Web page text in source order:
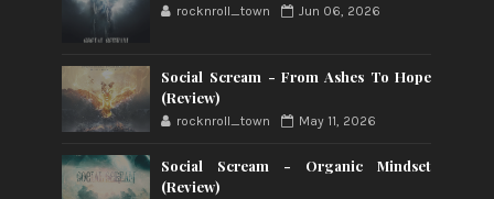
rocknroll_town Jun 06, 2026
Social Scream - From Ashes To Hope
(Review)
rocknroll_town May 11, 2026
Social Scream - Organic Mindset
(Review)